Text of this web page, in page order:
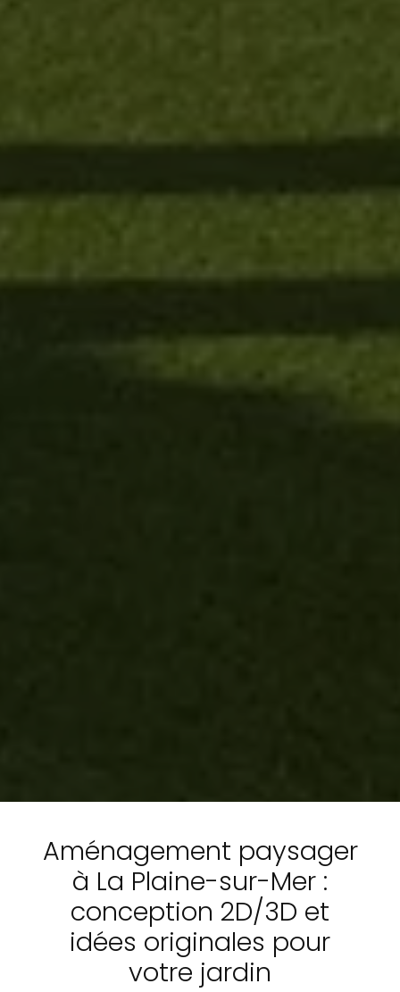
Aménagement paysager
à La Plaine-sur-Mer :
conception 2D/3D et
idées originales pour
votre jardin